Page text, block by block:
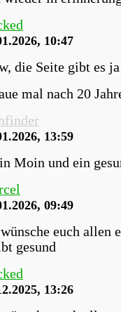
10:47
die Seite gibt es
mal nach 20
13:59
Moin und ein
09:49
euch allen
gesund
13:26